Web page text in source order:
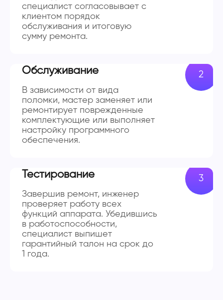
специалист согласовывает с
клиентом порядок
обслуживания и итоговую
сумму ремонта.
Обслуживание
В зависимости от вида
поломки, мастер заменяет или
ремонтирует поврежденные
комплектующие или выполняет
настройку программного
обеспечения.
Тестирование
Завершив ремонт, инженер
проверяет работу всех
функций аппарата. Убедившись
в работоспособности,
специалист выпишет
гарантийный талон на срок до
1 года.